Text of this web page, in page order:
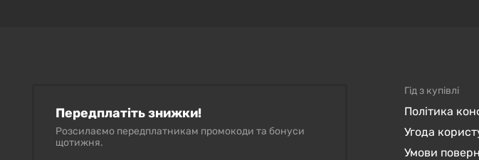
Передплатіть знижки!
Розсилаємо передплатникам промокоди та бонуси
щотижня.
Гід з купівлі
Політика
Угода
Умови